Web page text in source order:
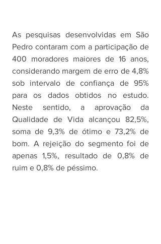
As pesquisas desenvolvidas em São
Pedro contaram com a participação de
400 moradores maiores de 16 anos,
considerando margem de erro de 4,8%
sob intervalo de confiança de 95%
para os dados obtidos no estudo.
Neste sentido, a aprovação da
Qualidade de Vida alcançou 82,5%,
soma de 9,3% de ótimo e 73,2% de
bom. A rejeição do segmento foi de
apenas 1,5%, resultado de 0,8% de
ruim e 0,8% de péssimo.